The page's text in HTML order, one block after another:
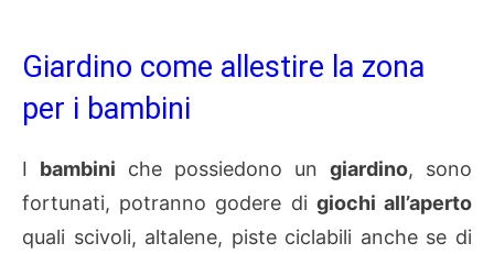
Giardino come allestire la zona
per i bambini
I bambini che possiedono un giardino, sono
fortunati, potranno godere di giochi all’aperto
quali scivoli, altalene, piste ciclabili anche se di